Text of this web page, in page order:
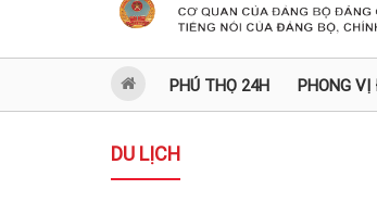
PHÚ THỌ 24H PHONG
DU LỊCH